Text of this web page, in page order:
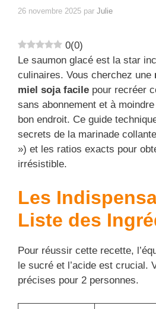
26 novembre 2025 par Julie
0(0)
Le saumon glacé est la star
culinaires. Vous cherchez une
miel soja facile pour recréer
sans abonnement et à
bon endroit. Ce guide
secrets de la marinade
») et les ratios exacts pour
irrésistible.
Les
Liste des
Pour réussir cette recette,
le sucré et l’acide est crucial.
précises pour 2 personnes.